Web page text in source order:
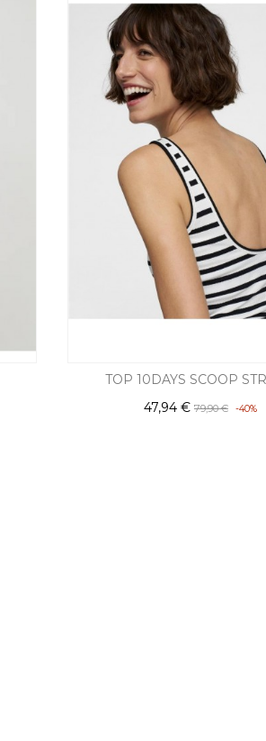
TOP 10DAYS SCOOP
47,94 € 79,90 € -40%